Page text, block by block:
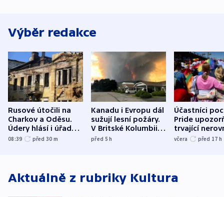
Výběr redakce
Rusové útočili na
Charkov a Oděsu.
Údery hlásí i úřady v
Bělgorodu
08:39 před 30 m
Kanadu i Evropu dál
sužují lesní požáry.
V Britské Kolumbii
evakuovali tisíce lidí
před 5h
Účastníci
Pride
trvající
včera před 17 h
Aktuálně z rubriky Kultura